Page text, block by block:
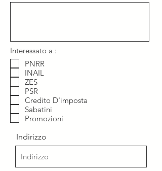
Interessato a :
PNRR
INAIL
ZES
PSR
Credito D'imposta
Sabatini
Promozioni
Indirizzo